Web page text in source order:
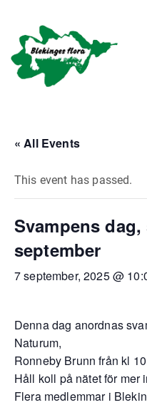
« All Events
This event has passed.
Svampens
september
7 september, 2025 @
Denna dag anordnas
Naturum,
Ronneby Brunn från kl
Håll koll på nätet för mer
Flera medlemmar i